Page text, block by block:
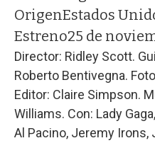
OrigenEstados
Estreno25 de
Director: Ridley Scott.
Roberto Bentivegna.
Editor: Claire Simpson.
Williams. Con: Lady
Al Pacino, Jeremy Irons,